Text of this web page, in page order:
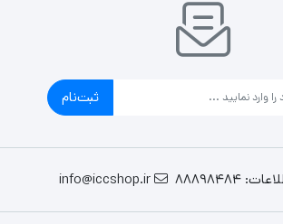
ثبت‌نام
88898484
info@iccshop.ir